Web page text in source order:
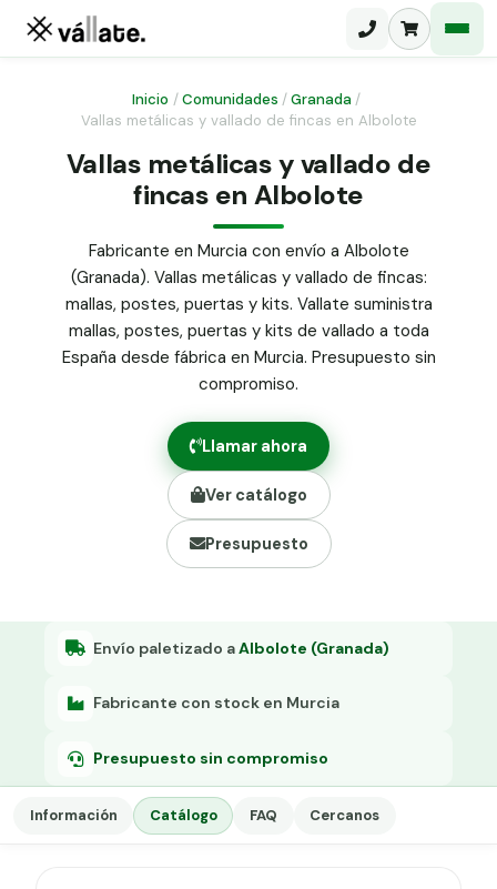
Malla ganadera
Malla simple torsión
Malla triple torsión
Panel malla H.
Puerta abatible dos hojas
Puerta acceso peatonal
Poste malla Hércules
Poste malla simple torsión
Alambre de espino galvanizado
Abrazadera PVC malla H.
Grapa malla H.
Grapadora
Tensor galvanizado
Inicio /Comunidades /Granada /
Vallas metálicas y vallado de fincas en Albolote
Vallas metálicas y vallado de
fincas en Albolote
Fabricante en Murcia con envío a Albolote
(Granada). Vallas metálicas y vallado de fincas:
mallas, postes, puertas y kits. Vallate suministra
mallas, postes, puertas y kits de vallado a toda
España desde fábrica en Murcia. Presupuesto sin
compromiso.
Llamar ahora
Ver catálogo
Presupuesto
Envío paletizado aAlbolote (Granada)
Fabricante con stock en Murcia
Presupuesto sin compromiso
Información Catálogo FAQ Cercanos